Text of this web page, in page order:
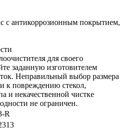
с антикоррозионным покрытием,
для своего
заданную изготовителем
Неправильный выбор размера
к повреждению стекол,
и некачественной чистке
не ограничен.
R